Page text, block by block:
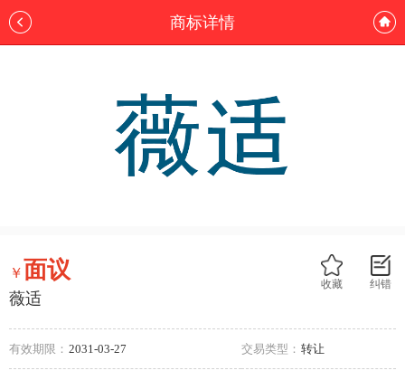
商标详情
纠错
收藏
￥面议
薇适
有效期限： 2031-03-27 交易类型： 转让